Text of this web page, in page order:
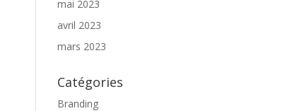
mai 2023
avril 2023
mars 2023
Catégories
Branding